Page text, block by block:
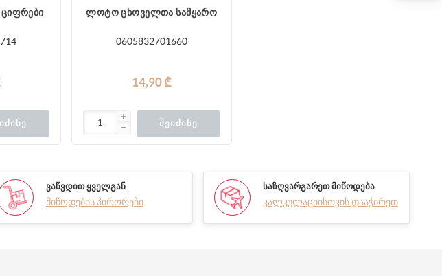
ლოტო ცხოველთა სამყარო
0605832701660
14,90 ₾
ᲨᲔᲘᲫᲘᲜᲔ
ᲕᲐᲬᲕᲓᲘᲗ ᲧᲕᲔᲚᲒᲐᲜ
მიწოდების პირორები
ᲡᲐᲖᲦᲕᲐᲠᲒᲐᲠᲔᲗ ᲛᲘᲬᲝᲓᲔᲑᲐ
კალკულაციისთვის დააჭირეთ